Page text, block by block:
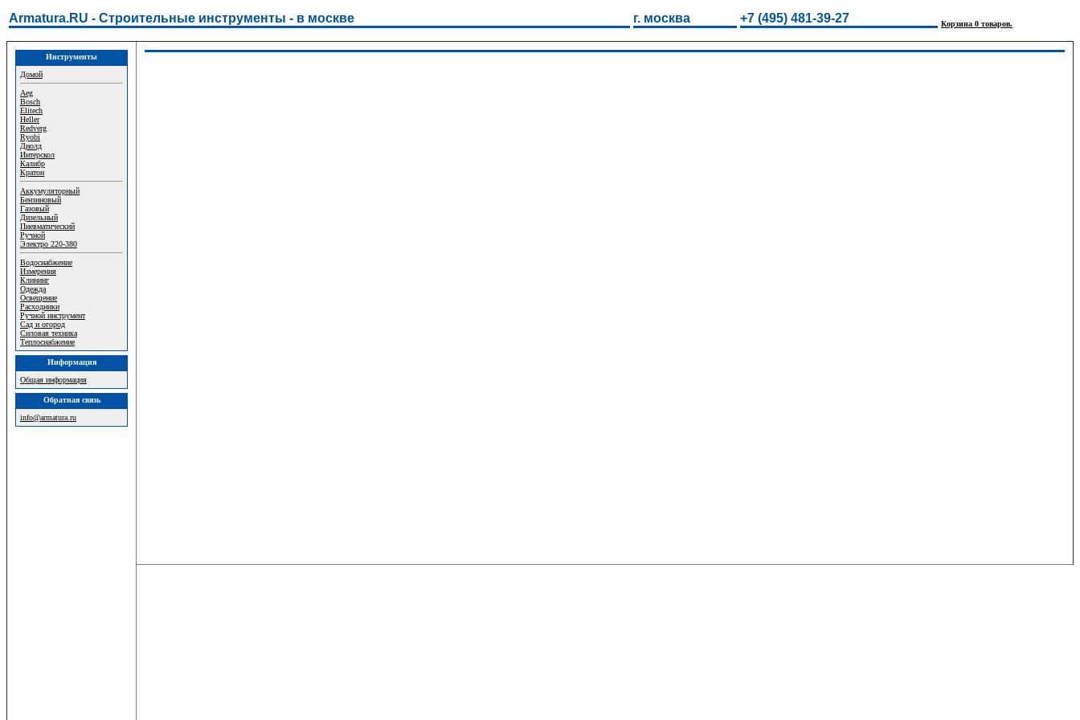
Armatura.RU - Строительные инструменты - в москве г. москва +7 (495) 481-39-27 Корзина 0 товаров.
Инструменты
Домой
Aeg
Bosch
Elitech
Heller
Redverg
Ryobi
Диолд
Интерскол
Калибр
Кратон
Аккумуляторный
Бензиновый
Газовый
Дизельный
Пневматический
Ручной
Электро 220-380
Водоснабжение
Измерения
Клининг
Одежда
Освещение
Расходники
Ручной инструмент
Сад и огород
Силовая техника
Теплоснабжение
Информация
Общая информация
Обратная связь
info@armatura.ru